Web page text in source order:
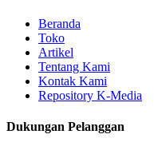
Beranda
Toko
Artikel
Tentang Kami
Kontak Kami
Repository K-Media
Dukungan Pelanggan